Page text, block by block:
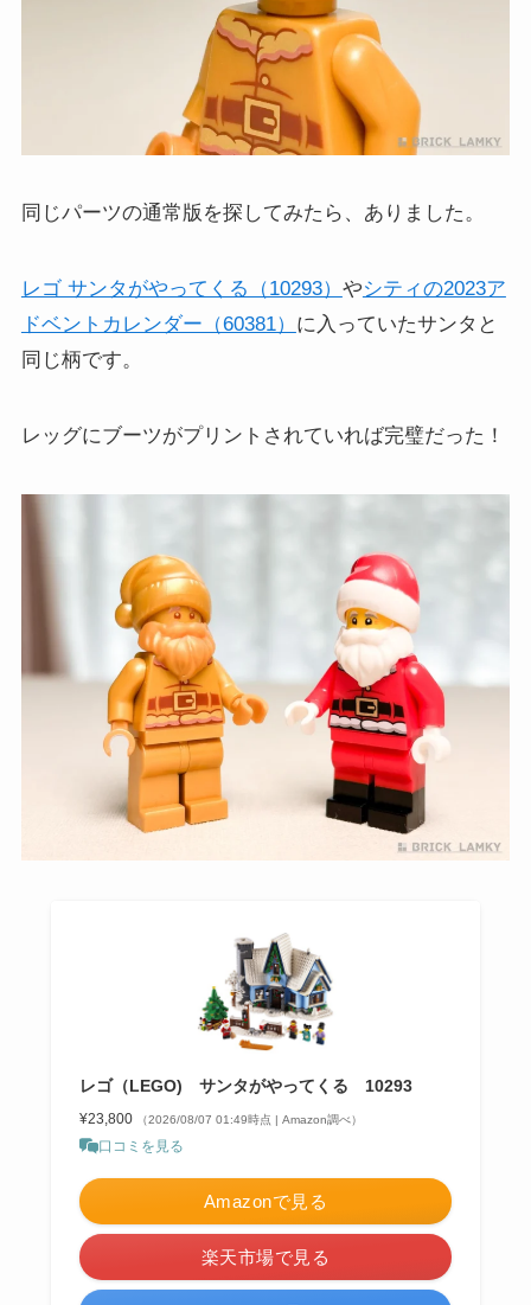
同じパーツの通常版を探してみたら、ありました。
レゴ サンタがやってくる（10293） やシティの2023ア
ドベントカレンダー（60381） に入っていたサンタと
同じ柄です。
レッグにブーツがプリントされていれば完璧だった！
レゴ（LEGO) サンタがやってくる 10293
¥23,800 （2026/08/07 01:49時点 | Amazon調べ）
口コミを見る
Amazonで見る
楽天市場で見る